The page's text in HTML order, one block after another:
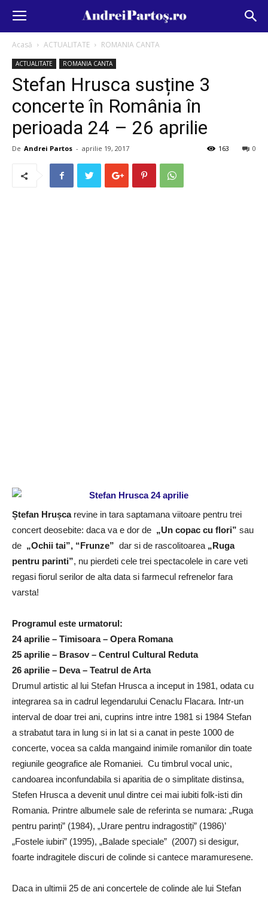
Acasă ACTUALITATE ROMANIA CANTA
ACTUALITATE ROMANIA CANTA
Stefan Hrusca susține 3
concerte în România în
perioada 24 – 26 aprilie
De Andrei Partos - aprilie 19, 2017 0
163
Ștefan Hrușca revine in tara saptamana viitoare pentru trei
concert deosebite: daca va e dor de „Un copac cu flori” sau
de „Ochii tai”, “Frunze” dar si de rascolitoarea „Ruga
pentru parinti”, nu pierdeti cele trei spectacolele in care veti
regasi fiorul serilor de alta data si farmecul refrenelor fara
varsta!
Programul este urmatorul:
24 aprilie – Timisoara – Opera Romana
25 aprilie – Brasov – Centrul Cultural Reduta
26 aprilie – Deva – Teatrul de Arta
Drumul artistic al lui Stefan Hrusca a inceput in 1981, odata cu
integrarea sa in cadrul legendarului Cenaclu Flacara. Intr-un
interval de doar trei ani, cuprins intre intre 1981 si 1984 Stefan
a strabatut tara in lung si in lat si a canat in peste 1000 de
concerte, vocea sa calda mangaind inimile romanilor din toate
regiunile geografice ale Romaniei. Cu timbrul vocal unic,
candoarea inconfundabila si aparitia de o simplitate distinsa,
Stefen Hrusca a devenit unul dintre cei mai iubiti folk-isti din
Romania. Printre albumele sale de referinta se numara: „Ruga
pentru parinți” (1984), „Urare pentru indragostiți” (1986)’
„Fostele iubiri” (1995), „Balade speciale” (2007) si desigur,
foarte indragitele discuri de colinde si cantece maramuresene.
Daca in ultimii 25 de ani concertele de colinde ale lui Stefan